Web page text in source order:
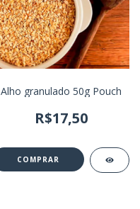
Alho granulado 50g Pouch
R$17,50